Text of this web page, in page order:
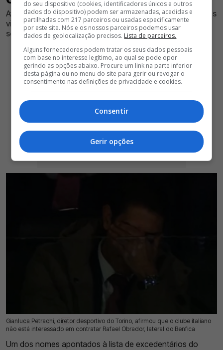
Atleta continua à procura de um novo rumo e as palavras
vindas de dirigente trouxeram um sinal importante
sobre o futuro
Gianluca Petrachi, diretor desportivo do Torino, afirmou que o clube italiano
não está interessado em contratar Rafael Obrador, lateral do Benfica
12 Jul 2026 | 17:38 | 0
Um dos nomes apontados à lista de excedentários do
do seu dispositivo (cookies, identificadores únicos e outros
dados do dispositivo) podem ser armazenadas, acedidas e
partilhadas com 217 parceiros ou usadas especificamente
por este site. Nós e os nossos parceiros podemos usar
dados de geolocalização precisos. Lista de parceiros.
Alguns fornecedores podem tratar os seus dados pessoais
com base no interesse legítimo, ao qual se pode opor
gerindo as opções abaixo. Procure um link na parte inferior
desta página ou no menu do site para gerir ou revogar o
consentimento nas definições de privacidade e cookies.
Consentir
Gerir opções